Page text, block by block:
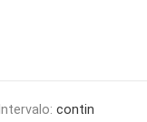
Intervalo: contin